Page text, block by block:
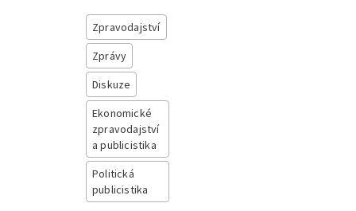
Zpravodajství
Zprávy
Diskuze
Ekonomické
zpravodajství
a publicistika
Politická
publicistika